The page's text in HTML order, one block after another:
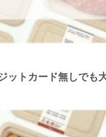
ットカード無しでも